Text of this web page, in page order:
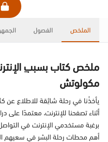
الملخص الفصول
ملخص كتاب بسببِ
مكولوتش
يأخذُنا في رحلة شائِقة للاطلاع عن
أثناء تصفحنا للإنترنت، معتمدًا
برغبة مستخدمي الإنترنت في
أهم محطات رحلة البشر في سعيهم